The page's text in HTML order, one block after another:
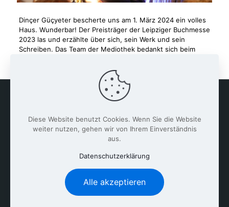
Dinçer Güçyeter bescherte uns am 1. März 2024 ein volles
Haus. Wunderbar! Der Preisträger der Leipziger Buchmesse
2023 las und erzählte über sich, sein Werk und sein
Schreiben. Das Team der Mediothek bedankt sich beim
Clemens-Brentano-Europaschule
Diese Website benutzt Cookies. Wenn Sie die Website
weiter nutzen, gehen wir von Ihrem Einverständnis
aus.
Datenschutzerklärung
Alle akzeptieren